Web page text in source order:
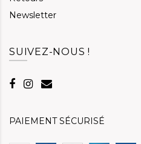
Newsletter
SUIVEZ-NOUS !
PAIEMENT SÉCURISÉ